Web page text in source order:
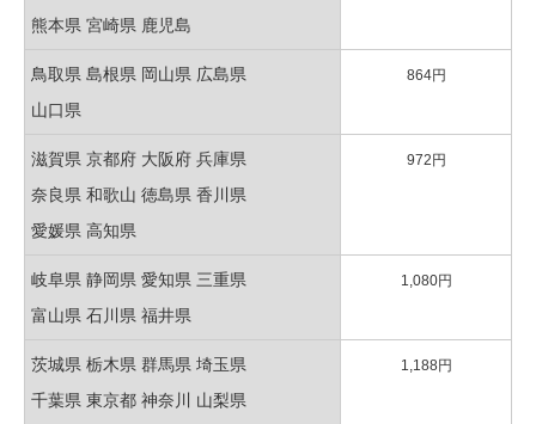
熊本県 宮崎県 鹿児島
鳥取県 島根県 岡山県 広島県
山口県
864円
滋賀県 京都府 大阪府 兵庫県
奈良県 和歌山 徳島県 香川県
愛媛県 高知県
972円
岐阜県 静岡県 愛知県 三重県
富山県 石川県 福井県
1,080円
茨城県 栃木県 群馬県 埼玉県
千葉県 東京都 神奈川 山梨県
1,188円